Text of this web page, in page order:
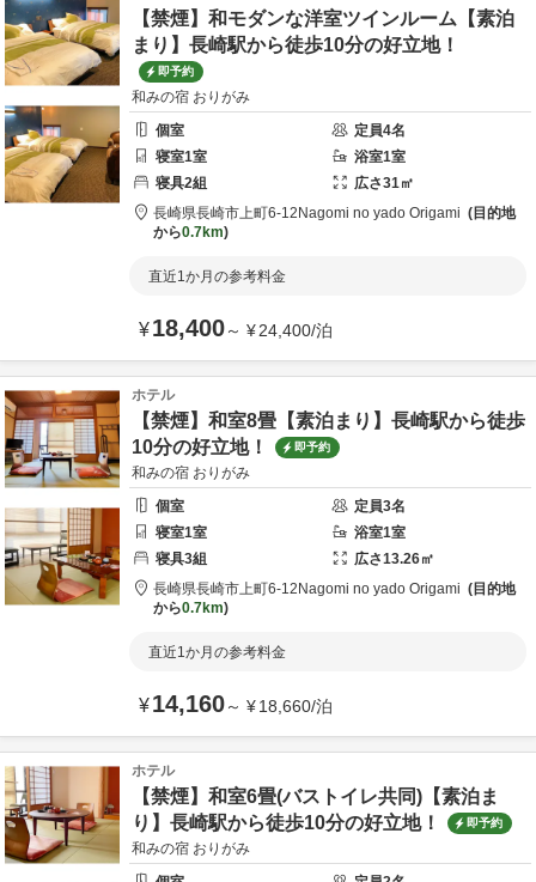
【禁煙】和モダンな洋室ツインルーム【素泊
まり】長崎駅から徒歩10分の好立地！
即予約
和みの宿 おりがみ
個室
定員4名
寝室1室 浴室1室
寝具2組 広さ31㎡
長崎県長崎市上町6-12 Nagomi no yado Origami
目的地
から0.7km
直近1か月の参考料金
¥18,400～ ¥24,400/泊
ホテル
【禁煙】和室8畳【素泊まり】長崎駅から徒歩
10分の好立地！
即予約
和みの宿 おりがみ
個室
定員3名
寝室1室 浴室1室
寝具3組 広さ13.26㎡
長崎県長崎市上町6-12 Nagomi no yado Origami
目的地
から0.7km
直近1か月の参考料金
¥14,160～ ¥18,660/泊
ホテル
【禁煙】和室6畳(バストイレ共同)【素泊ま
り】長崎駅から徒歩10分の好立地！
即予約
和みの宿 おりがみ